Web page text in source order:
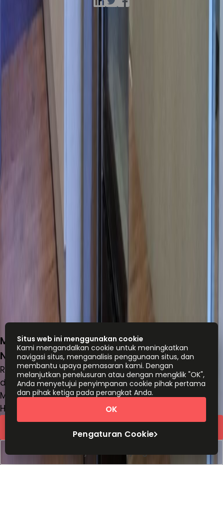
MNC Tower Surabaya, Jl. Taman AIS
Nasution No. 21, Embong Kaliasin, 60271
Ruang kantor
dari
IDR2800000 orang/bulan
Meja kerja bersama
Harga berdasarkan permintaan
Atur jadwal kunjungan
Situs web ini menggunakan cookie
Kami mengandalkan cookie untuk meningkatkan
navigasi situs, menganalisis penggunaan situs, dan
membantu upaya pemasaran kami. Dengan
melanjutkan penelusuran atau dengan mengklik "OK",
Anda menyetujui penyimpanan cookie pihak pertama
dan pihak ketiga pada perangkat Anda.
Pengaturan Cookie
OK